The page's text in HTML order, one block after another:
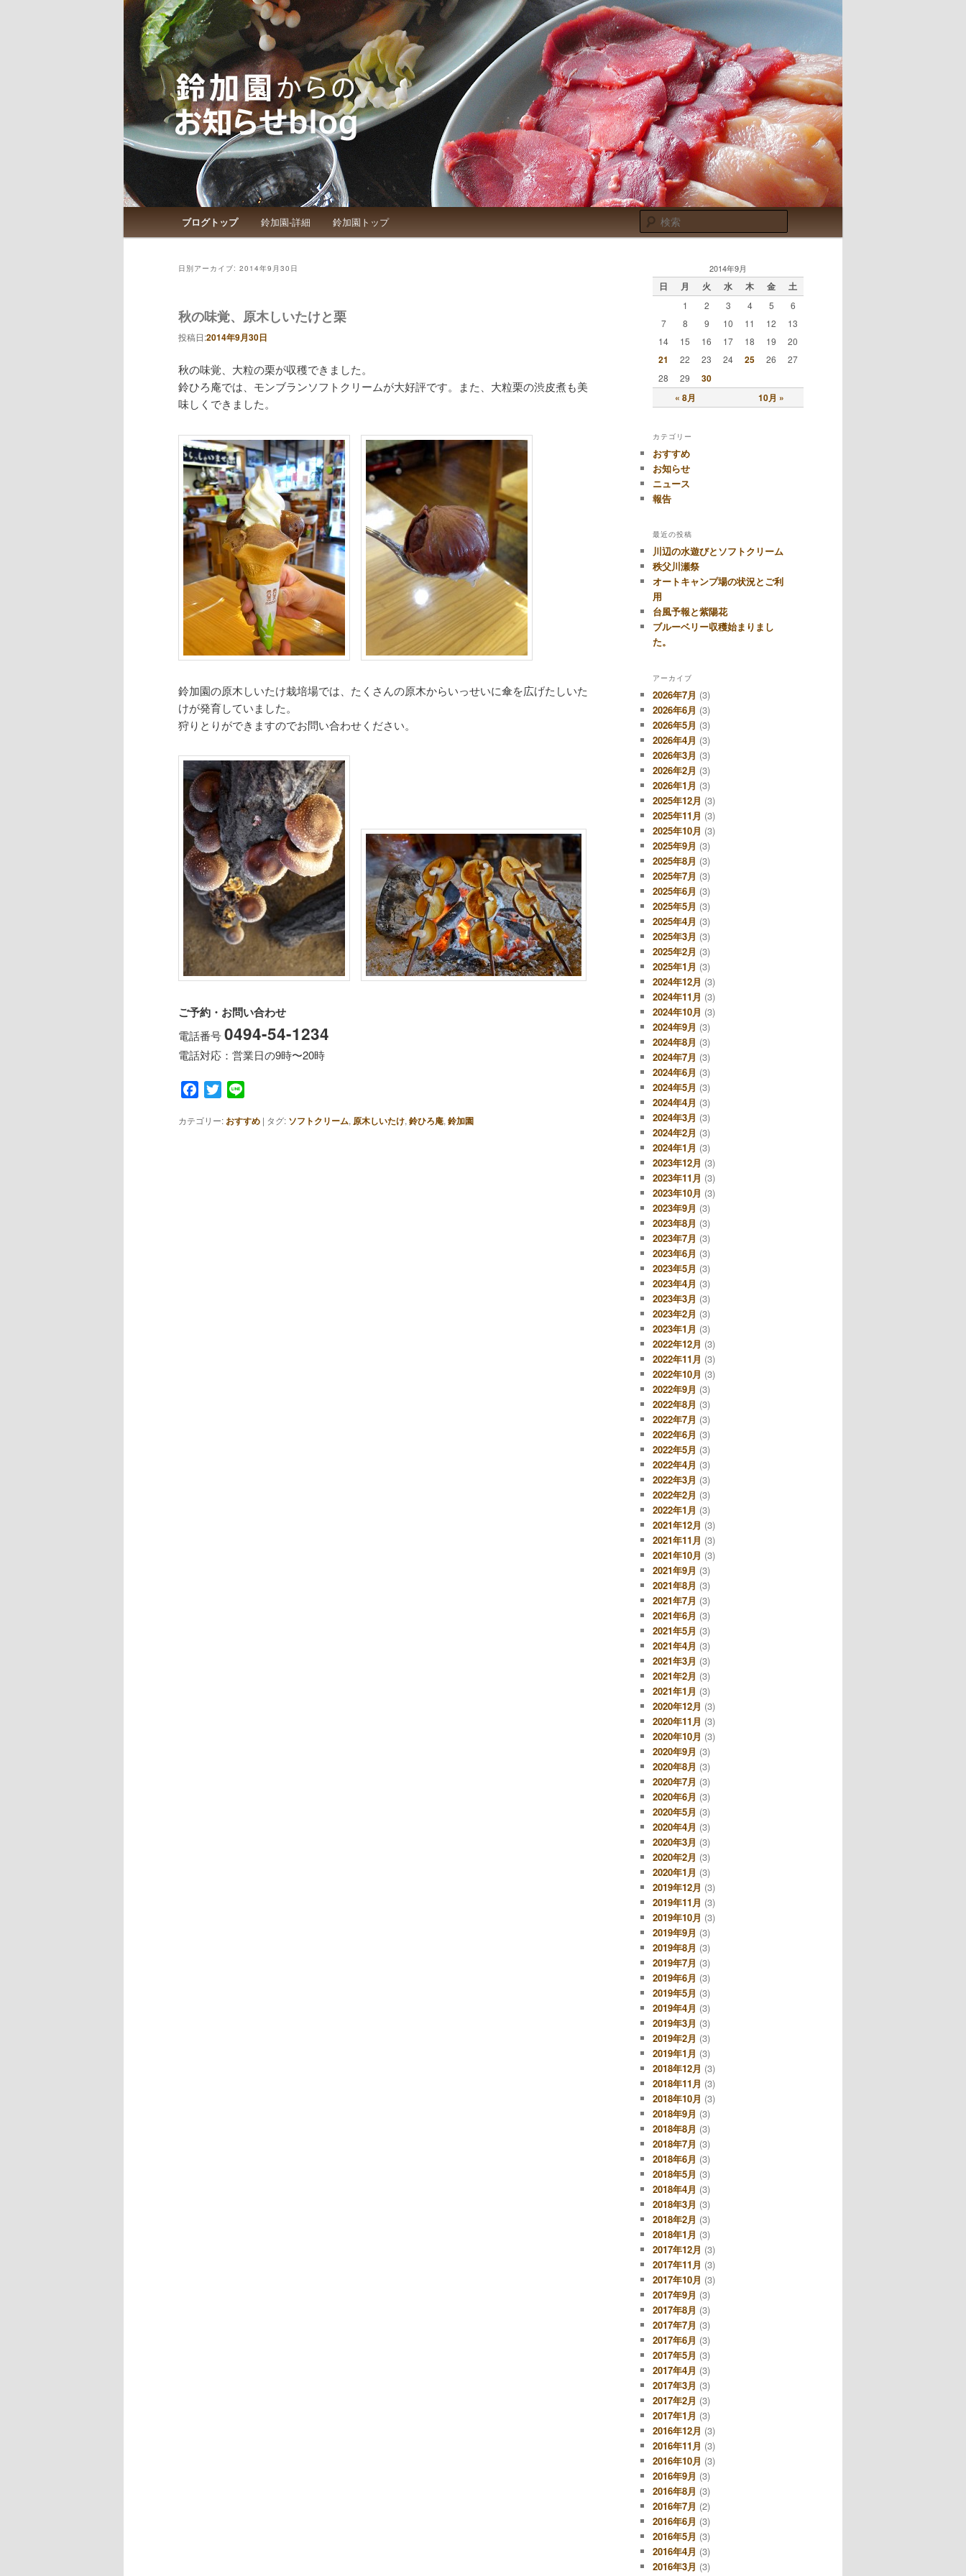
鈴加園からのお知らせブログ
鈴加園からのお知らせです
索
メインメニュー
メインコンテンツへ移動
サブコンテンツへ移動
ブログトップ 鈴加園-詳細 鈴加園トップ
日別アーカイブ: 2014年9月30日
秋の味覚、原木しいたけと栗
投稿日:2014年9月30日
秋の味覚、大粒の栗が収穫できました。
鈴ひろ庵では、モンブランソフトクリームが大好評です。また、大粒栗の渋皮煮も美
味しくできました。
鈴加園の原木しいたけ栽培場では、たくさんの原木からいっせいに傘を広げたしいた
けが発育していました。
狩りとりができますのでお問い合わせください。
ご予約・お問い合わせ
電話番号0494-54-1234
電話対応：営業日の9時〜20時
Facebook
Twitter
カテゴリー: おすすめ | タグ: ソフトクリーム, 原木しいたけ, 鈴ひろ庵, 鈴加園
2014年9月
日 月 火 水 木 金 土
« 8月 10月 »
1 2 3 4 5
6
7
8 9 10 11 12
13
14
15 16 17 18 19 20
21 22 23 24 25 26
27
28
29 30
カテゴリー
おすすめ
お知らせ
ニュース
報告
最近の投稿
川辺の水遊びとソフトクリーム
秩父川瀬祭
オートキャンプ場の状況とご利
用
台風予報と紫陽花
ブルーベリー収穫始まりまし
た。
アーカイブ
2026年7月 (3)
2026年6月 (3)
2026年5月 (3)
2026年4月 (3)
2026年3月 (3)
2026年2月 (3)
2026年1月 (3)
2025年12月 (3)
2025年11月 (3)
2025年10月 (3)
2025年9月 (3)
2025年8月 (3)
2025年7月 (3)
2025年6月 (3)
2025年5月 (3)
2025年4月 (3)
2025年3月 (3)
2025年2月 (3)
2025年1月 (3)
2024年12月 (3)
2024年11月 (3)
2024年10月 (3)
2024年9月 (3)
2024年8月 (3)
2024年7月 (3)
2024年6月 (3)
2024年5月 (3)
2024年4月 (3)
2024年3月 (3)
2024年2月 (3)
2024年1月 (3)
2023年12月 (3)
2023年11月 (3)
2023年10月 (3)
2023年9月 (3)
2023年8月 (3)
2023年7月 (3)
2023年6月 (3)
2023年5月 (3)
2023年4月 (3)
2023年3月 (3)
2023年2月 (3)
2023年1月 (3)
2022年12月 (3)
2022年11月 (3)
2022年10月 (3)
2022年9月 (3)
2022年8月 (3)
2022年7月 (3)
2022年6月 (3)
2022年5月 (3)
2022年4月 (3)
2022年3月 (3)
2022年2月 (3)
2022年1月 (3)
2021年12月 (3)
2021年11月 (3)
2021年10月 (3)
2021年9月 (3)
2021年8月 (3)
2021年7月 (3)
2021年6月 (3)
2021年5月 (3)
2021年4月 (3)
2021年3月 (3)
2021年2月 (3)
2021年1月 (3)
2020年12月 (3)
2020年11月 (3)
2020年10月 (3)
2020年9月 (3)
2020年8月 (3)
2020年7月 (3)
2020年6月 (3)
2020年5月 (3)
2020年4月 (3)
2020年3月 (3)
2020年2月 (3)
2020年1月 (3)
2019年12月 (3)
2019年11月 (3)
2019年10月 (3)
2019年9月 (3)
2019年8月 (3)
2019年7月 (3)
2019年6月 (3)
2019年5月 (3)
2019年4月 (3)
2019年3月 (3)
2019年2月 (3)
2019年1月 (3)
2018年12月 (3)
2018年11月 (3)
2018年10月 (3)
2018年9月 (3)
2018年8月 (3)
2018年7月 (3)
2018年6月 (3)
2018年5月 (3)
2018年4月 (3)
2018年3月 (3)
2018年2月 (3)
2018年1月 (3)
2017年12月 (3)
2017年11月 (3)
2017年10月 (3)
2017年9月 (3)
2017年8月 (3)
2017年7月 (3)
2017年6月 (3)
2017年5月 (3)
2017年4月 (3)
2017年3月 (3)
2017年2月 (3)
2017年1月 (3)
2016年12月 (3)
2016年11月 (3)
2016年10月 (3)
2016年9月 (3)
2016年8月 (3)
2016年7月 (2)
2016年6月 (3)
2016年5月 (3)
2016年4月 (3)
2016年3月 (3)